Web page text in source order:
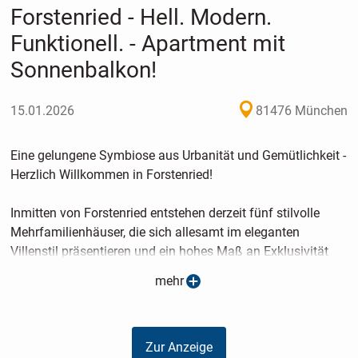
Forstenried - Hell. Modern.
Funktionell. - Apartment mit
Sonnenbalkon!
15.01.2026 81476 München
Eine gelungene Symbiose aus Urbanität und Gemütlichkeit -
Herzlich Willkommen in Forstenried!
Inmitten von Forstenried entstehen derzeit fünf stilvolle
Mehrfamilienhäuser, die sich allesamt im eleganten
Villenstil präsentieren und ein hohes Maß an Exklusivität
ausstrahlen werden. Die Baukörper wurden auf dem ca.
3.222 m² großen Grundstück gekonnt platziert, so fügt sich
Neben dem hohen Wohnkomfort ist vor allem das
energieeffiziente Gesamtkonzept zu erwähnen, das
mehr
Zur Anzeige